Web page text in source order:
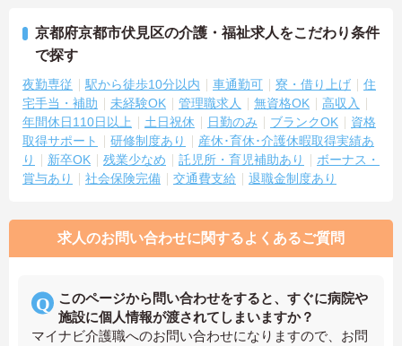
京都府京都市伏見区の介護・福祉求人をこだわり条件
で探す
夜勤専従 駅から徒歩10分以内 車通勤可 寮・借り上げ
住
宅手当・補助
未経験OK 管理職求人 無資格OK
高収入
年間休日110日以上
土日祝休 日勤のみ ブランクOK
資格
取得サポート
研修制度あり
産休･育休･介護休暇取得実績あ
り
新卒OK 残業少なめ 託児所・育児補助あり
ボーナス・
賞与あり
社会保険完備 交通費支給 退職金制度あり
求人のお問い合わせに関するよくあるご質問
このページから問い合わせをすると、すぐに病院や
施設に個人情報が渡されてしまいますか？
マイナビ介護職へのお問い合わせになりますので、お問